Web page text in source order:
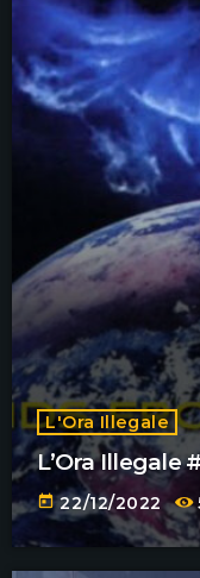
L'Ora Illegale
L’Ora Illegale
today 22/12/2022